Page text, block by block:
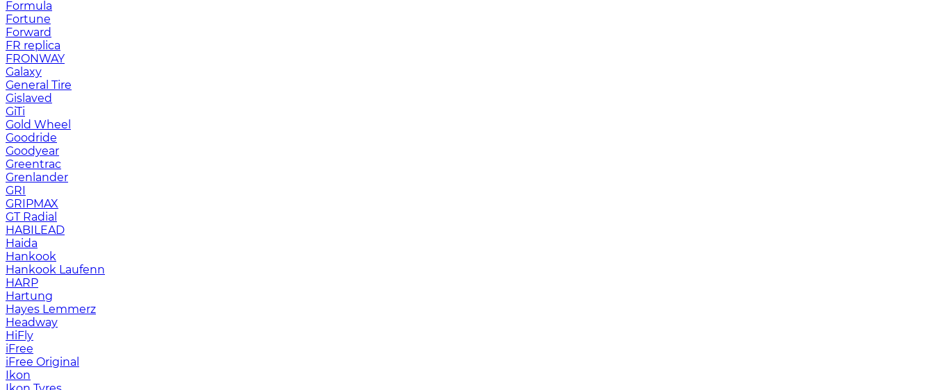
Formula
Fortune
Forward
FR replica
FRONWAY
Galaxy
General Tire
Gislaved
GiTi
Gold Wheel
Goodride
Goodyear
Greentrac
Grenlander
GRI
GRIPMAX
GT Radial
HABILEAD
Haida
Hankook
Hankook Laufenn
HARP
Hartung
Hayes Lemmerz
Headway
HiFly
iFree
iFree Original
Ikon